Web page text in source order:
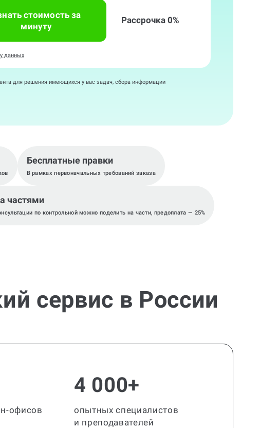
стоимость за
минуту
Рассрочка 0%
данных
для решения имеющихся у вас задач, сбора информации
Бесплатные правки
В рамках первоначальных требований заказа
частями
по контрольной можно поделить на части, предоплата — 25%
сервис в России
офисов
4 000+
опытных специалистов
и преподавателей